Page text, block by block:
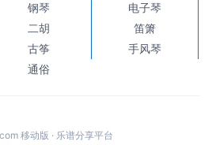
钢琴
电子琴
二胡
笛箫
古筝
手风琴
通俗
移动版 · 乐谱分享平台